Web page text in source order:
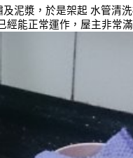
泥漿，於是架起 水管清
能正常運作，屋主非常滿